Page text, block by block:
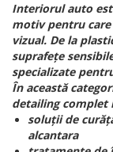
Interiorul auto
motiv pentru
vizual. De la
suprafețe
specializate
În această
detailing complet
soluții de
alcantara